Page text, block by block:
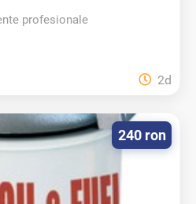
profesionale
2d
240 ron